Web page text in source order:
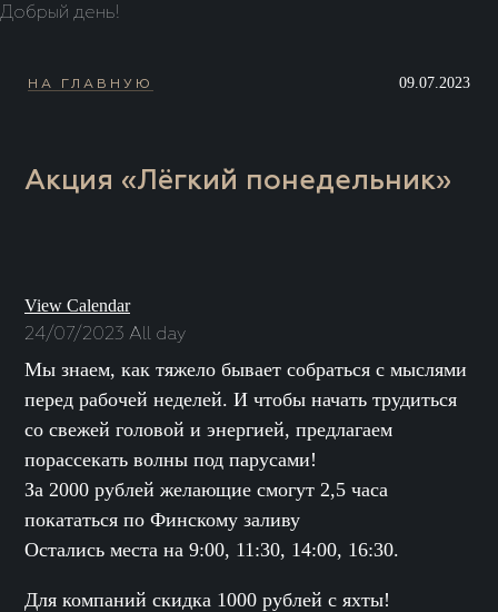
Добрый день!
НА ГЛАВНУЮ 09.07.2023
Акция «Лёгкий понедельник»
View Calendar
24/07/2023 All day
Мы знаем, как тяжело бывает собраться с мыслями
перед рабочей неделей. И чтобы начать трудиться
со свежей головой и энергией, предлагаем
порассекать волны под парусами!
За 2000 рублей желающие смогут 2,5 часа
покататься по Финскому заливу
Остались места на 9:00, 11:30, 14:00, 16:30.
Для компаний скидка 1000 рублей с яхты!